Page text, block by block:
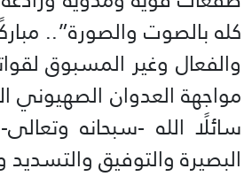
كله بالصوت والصورة”..
والفعال وغير المسبوق
مواجهة العدوان الصهيوني
سائلًا الله -سبحانه
البصيرة والتوفيق والتسديد